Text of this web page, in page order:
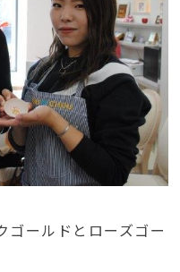
ゴールドとローズゴー